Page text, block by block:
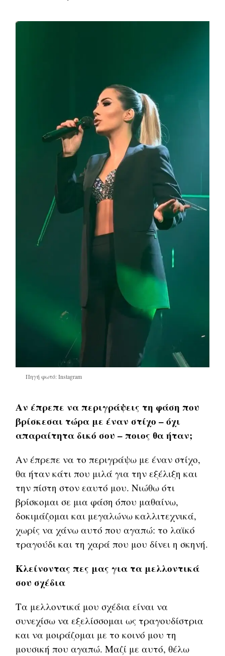
Πηγή φωτό: Instagram
Αν έπρεπε να περιγράψεις τη φάση που
βρίσκεσαι τώρα με έναν στίχο – όχι
απαραίτητα δικό σου – ποιος θα ήταν;
Αν έπρεπε να το περιγράψω με έναν στίχο,
θα ήταν κάτι που μιλά για την εξέλιξη και
την πίστη στον εαυτό μου. Νιώθω ότι
βρίσκομαι σε μια φάση όπου μαθαίνω,
δοκιμάζομαι και μεγαλώνω καλλιτεχνικά,
χωρίς να χάνω αυτό που αγαπώ: το λαϊκό
τραγούδι και τη χαρά που μου δίνει η σκηνή.
Κλείνοντας πες μας για τα μελλοντικά
σου σχέδια
Τα μελλοντικά μου σχέδια είναι να
συνεχίσω να εξελίσσομαι ως τραγουδίστρια
και να μοιράζομαι με το κοινό μου τη
μουσική που αγαπώ. Μαζί με αυτό, θέλω